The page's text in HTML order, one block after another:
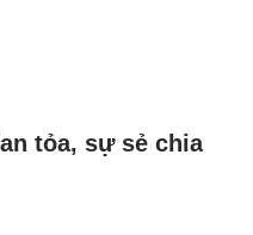
tỏa, sự sẻ chia